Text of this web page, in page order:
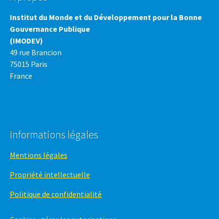
Institut du Monde et du Développement pour la Bonne
Gouvernance Publique
(IMODEV)
49 rue Brancion
75015 Paris
France
Informations légales
Mentions légales
Propriété intellectuelle
Politique de confidentialité